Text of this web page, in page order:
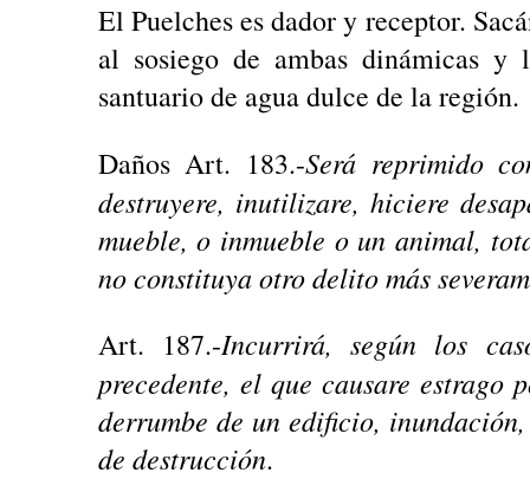
El Puelches es dador y receptor.
al sosiego de ambas dinámicas
santuario de agua dulce de la región.
Daños Art. 183.-Será reprimido
destruyere, inutilizare, hiciere
mueble, o inmueble o un animal,
no constituya otro delito más
Art. 187.-Incurrirá, según los
precedente, el que causare estrago
derrumbe de un edificio,
de destrucción.